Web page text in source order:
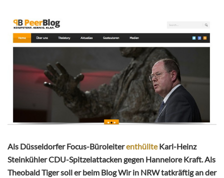
Als Düsseldorfer Focus-BüroleiterenthüllteKarl-Heinz
Steinkühler CDU-Spitzelattacken gegen Hannelore Kraft. Als
Theobald Tiger soll er beim Blog Wir in NRW tatkräftig an der